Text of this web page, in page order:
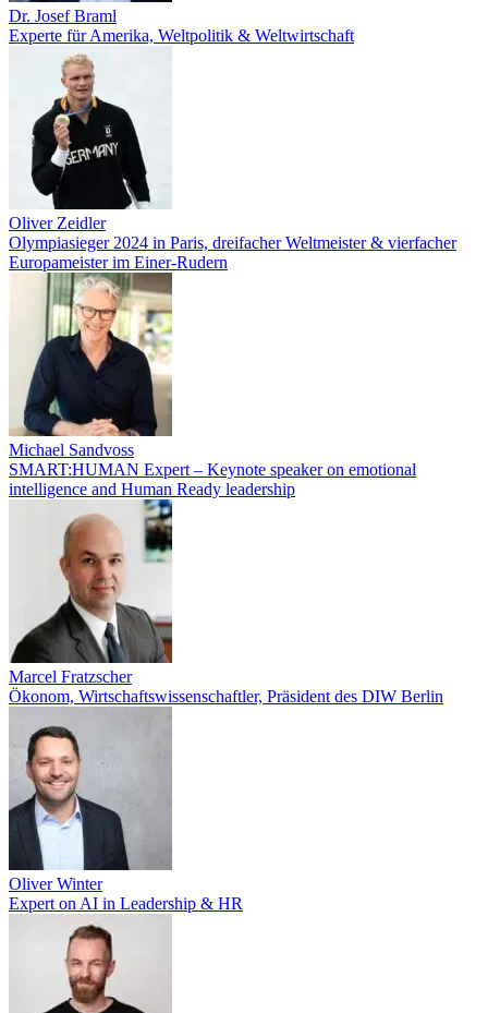
Dr. Josef Braml
Experte für Amerika, Weltpolitik & Weltwirtschaft
Oliver Zeidler
Olympiasieger 2024 in Paris, dreifacher Weltmeister & vierfacher
Europameister im Einer-Rudern
Michael Sandvoss
SMART:HUMAN Expert – Keynote speaker on emotional
intelligence and Human Ready leadership
Marcel Fratzscher
Ökonom, Wirtschaftswissenschaftler, Präsident des DIW Berlin
Oliver Winter
Expert on AI in Leadership & HR